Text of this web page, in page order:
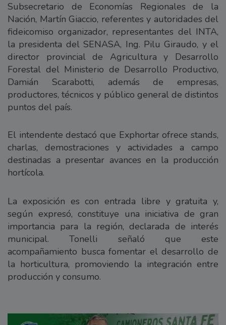
Subsecretario de Economías Regionales de la
Nación, Martín Giaccio, referentes y autoridades del
fideicomiso organizador, representantes del INTA,
la presidenta del SENASA, Ing. Pilu Giraudo, y el
director provincial de Agricultura y Desarrollo
Forestal del Ministerio de Desarrollo Productivo,
Damián Scarabotti, además de empresas,
productores, técnicos y público general de distintos
puntos del país.
El intendente destacó que Exphortar ofrece stands,
charlas, demostraciones y actividades a campo
destinadas a presentar avances en la producción
hortícola.
La exposición es con entrada libre y gratuita y,
según expresó, constituye una iniciativa de gran
importancia para la región, declarada de interés
municipal. Tonelli señaló que este
acompañamiento busca fomentar el desarrollo de
la horticultura, promoviendo la integración entre
producción y consumo.